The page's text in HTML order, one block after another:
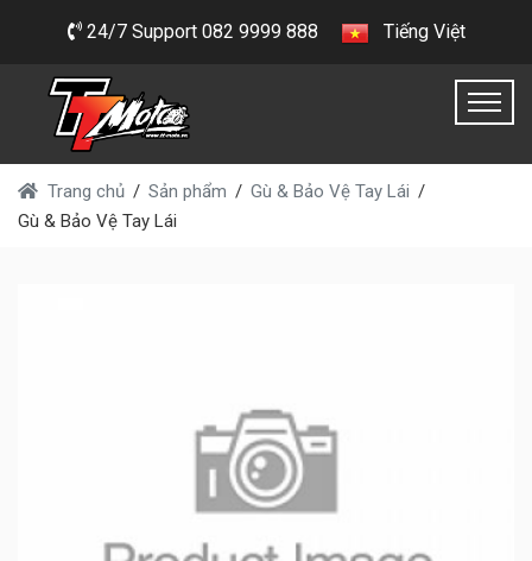
24/7 Support 082 9999 888 Tiếng Việt
Trang chủ Sản phẩm
Gù & Bảo Vệ Tay Lái
Gù & Bảo Vệ Tay Lái